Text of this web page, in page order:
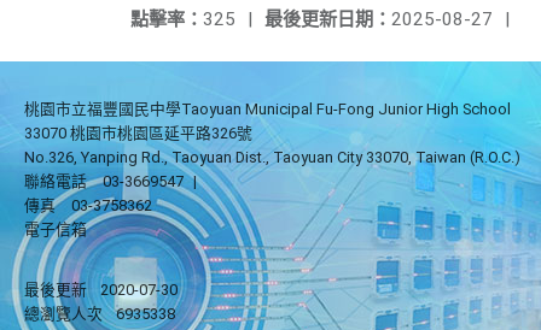
最後更新日期： 2025-08-27 |
點擊率： 325 |
桃園市立福豐國民中學Taoyuan Municipal Fu-Fong Junior High School
33070 桃園市桃園區延平路326號
No.326, Yanping Rd., Taoyuan Dist., Taoyuan City 33070, Taiwan (R.O.C.)
聯絡電話
03-3669547 |
傳真
03-3758362
電子信箱
最後更新
2020-07-30
總瀏覽人次
6935338